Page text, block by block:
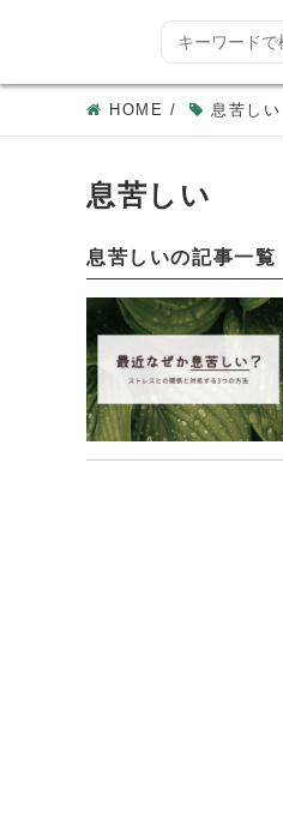
HOME / 息苦しい
息苦しい
息苦しいの記事一覧